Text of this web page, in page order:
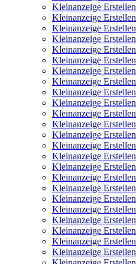
Kleinanzeige Erstellen
Kleinanzeige Erstellen
Kleinanzeige Erstellen
Kleinanzeige Erstellen
Kleinanzeige Erstellen
Kleinanzeige Erstellen
Kleinanzeige Erstellen
Kleinanzeige Erstellen
Kleinanzeige Erstellen
Kleinanzeige Erstellen
Kleinanzeige Erstellen
Kleinanzeige Erstellen
Kleinanzeige Erstellen
Kleinanzeige Erstellen
Kleinanzeige Erstellen
Kleinanzeige Erstellen
Kleinanzeige Erstellen
Kleinanzeige Erstellen
Kleinanzeige Erstellen
Kleinanzeige Erstellen
Kleinanzeige Erstellen
Kleinanzeige Erstellen
Kleinanzeige Erstellen
Kleinanzeige Erstellen